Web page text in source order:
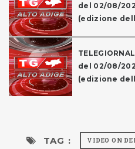
del 02/08/
(edizione
del 02/08/
(edizione
TAG : VIDEO ON